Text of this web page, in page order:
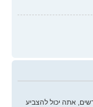
אתה יכול להצביע